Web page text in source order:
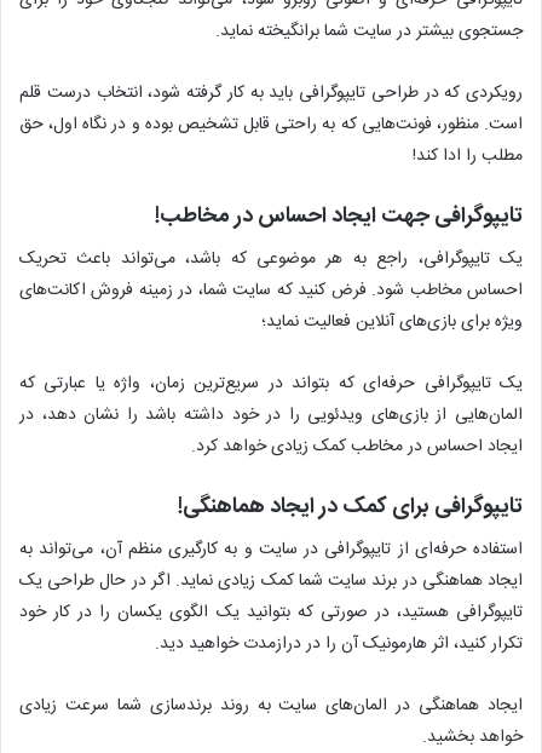
جستجوی بیشتر در سایت شما برانگیخته نماید.
رویکردی که در طراحی تایپوگرافی باید به کار گرفته شود، انتخاب درست قلم
است. منظور، فونت‌هایی که به راحتی قابل تشخیص بوده و در نگاه اول، حق
مطلب را ادا کند!
تایپوگرافی جهت ایجاد احساس در مخاطب!
یک تایپوگرافی، راجع به هر موضوعی که باشد، می‌تواند باعث تحریک
احساس مخاطب شود. فرض کنید که سایت شما، در زمینه فروش اکانت‌های
ویژه برای بازی‌های آنلاین فعالیت نماید؛
یک تایپوگرافی حرفه‌ای که بتواند در سریع‌ترین زمان، واژه‌ یا عبارتی که
المان‌هایی از بازی‌های ویدئویی را در خود داشته باشد را نشان دهد، در
ایجاد احساس در مخاطب کمک زیادی خواهد کرد.
تایپوگرافی برای کمک در ایجاد هماهنگی!
استفاده حرفه‌ای از تایپوگرافی در سایت و به کارگیری منظم آن، می‌تواند به
ایجاد هماهنگی در برند سایت شما کمک زیادی نماید. اگر در حال طراحی یک
تایپوگرافی هستید، در صورتی که بتوانید یک الگوی یکسان را در کار خود
تکرار کنید، اثر هارمونیک آن را در درازمدت خواهید دید.
ایجاد هماهنگی در المان‌های سایت به روند برندسازی شما سرعت زیادی
خواهد بخشید.